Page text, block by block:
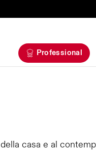
Professional
casa e al